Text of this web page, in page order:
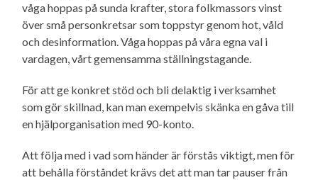
våga hoppas på sunda krafter, stora folkmassors vinst
över små person­kretsar som toppstyr genom hot, våld
och desinformation. Våga hoppas på våra egna val i
vardagen, vårt gemensamma ställningstagande.
För att ge konkret stöd och bli delaktig i verksamhet
som gör skillnad, kan man exempelvis skänka en gåva till
en hjälporganisation med 90-konto.
Att följa med i vad som händer är förstås viktigt, men för
att behålla förståndet krävs det att man tar pauser från